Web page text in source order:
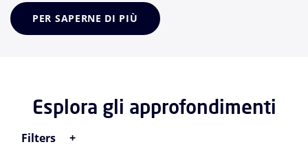
intelligenza artificiale su cui fanno affidamento i vostri
collaboratori, non solo i collaboratori stessi. Nel giro di
PER SAPERNE DI PIÙ
Esplora gli approfondimenti
Filters